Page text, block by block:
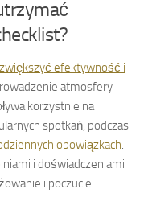
efektywność i
atmosfery
korzystnie na
spotkań, podczas
obowiązkach
i doświadczeniami
i poczucie